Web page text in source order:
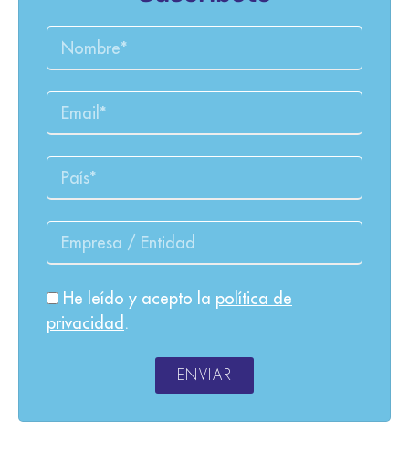
He leído y acepto la política de
privacidad .
ENVIAR